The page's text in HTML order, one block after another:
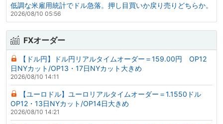
低調な米雇用統計でドル急落。押し目買いか戻り売りどちらか。
2026/08/10 05:56
FXオーダー
【ドル円】ドル円リアルタイムオーダー＝159.00円 OP12
日NYカット/OP13・17日NYカット大きめ
2026/08/10 14:11
【ユーロドル】ユーロリアルタイムオーダー＝1.1550ドル
OP12・13日NYカット/OP14日大きめ
2026/08/10 14:21